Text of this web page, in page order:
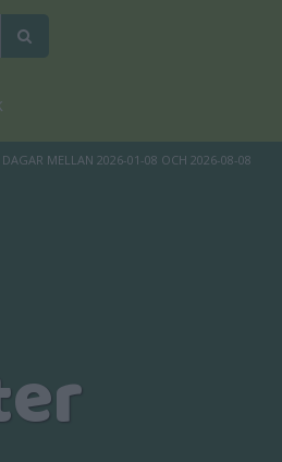
MELLAN 2026-01-08 OCH 2026-08-08